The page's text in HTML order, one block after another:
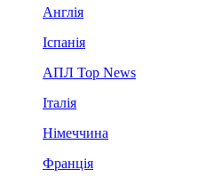
Англія
Іспанія
АПЛ Top News
Італія
Німеччина
Франція